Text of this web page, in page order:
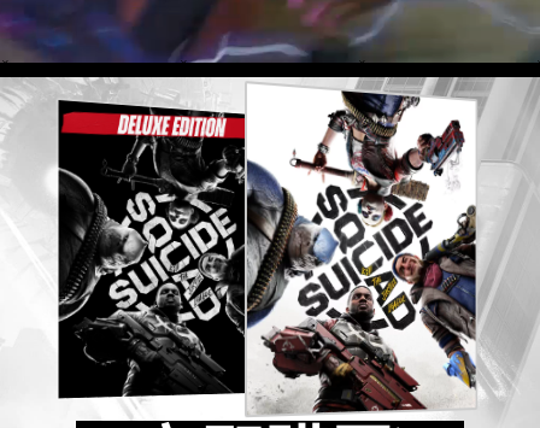
賽季 1 賽季 2
賽季 3 賽季 4